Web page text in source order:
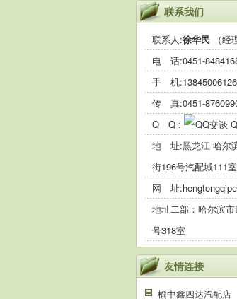
联系我们
联系人:徐华民 （经
电 话:0451-
手 机:13845006126
传 真:0451-
Q Q :
地 址:黑龙江 哈尔
街196号汽配城111室
网 址:
地址二部：哈尔滨
号318室
友情连接
榆中鑫四达汽配店